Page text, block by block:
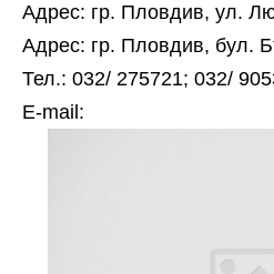
Адрес: гр. Пловдив, ул.
Адрес: гр. Пловдив, бул.
Тел.: 032/ 275721; 032/
Е-mail: